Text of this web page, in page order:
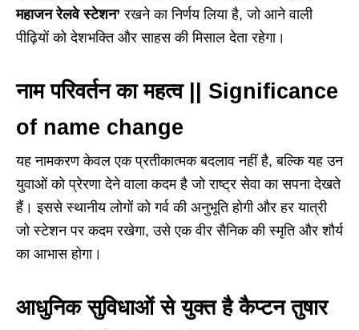
महाजन रेलवे स्टेशन’ रखने का निर्णय लिया है, जो आने वाली
पीढ़ियों को देशभक्ति और साहस की मिसाल देता रहेगा।
नाम परिवर्तन का महत्व || Significance
of name change
यह नामकरण केवल एक प्रतीकात्मक बदलाव नहीं है, बल्कि यह उन
युवाओं को प्रेरणा देने वाला कदम है जो राष्ट्र सेवा का सपना देखते
हैं। इससे स्थानीय लोगों को गर्व की अनुभूति होगी और हर यात्री
जो स्टेशन पर कदम रखेगा, उसे एक वीर सैनिक की स्मृति और शौर्य
का आभास होगा।
आधुनिक सुविधाओं से युक्त है कैप्टन तुषार